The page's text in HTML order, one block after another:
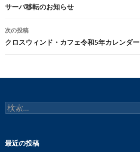
稿
ナ
ビ
ー
ョ
サーバ移転のお知らせ
次の投稿
クロスウィンド・カフェ令和5年カレンダー
検
索:
最近の投稿